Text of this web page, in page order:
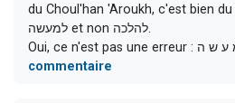
du Choul'han 'Aroukh, c'est bien
למעשה et non להלכה.
commentaire